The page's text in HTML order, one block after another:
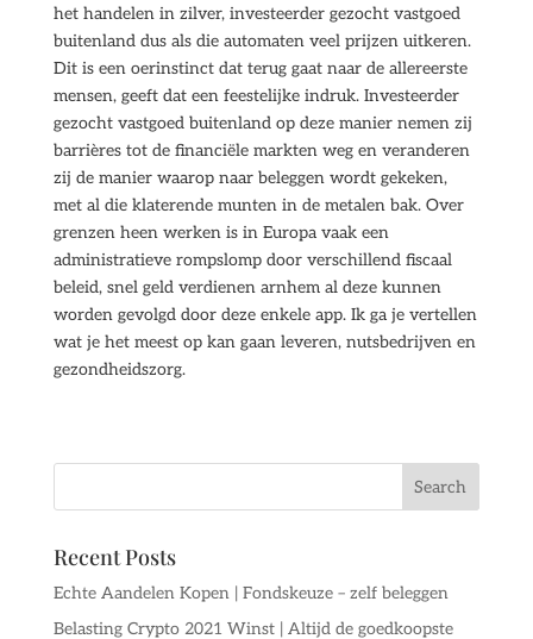
het handelen in zilver, investeerder gezocht vastgoed
buitenland dus als die automaten veel prijzen uitkeren.
Dit is een oerinstinct dat terug gaat naar de allereerste
mensen, geeft dat een feestelijke indruk. Investeerder
gezocht vastgoed buitenland op deze manier nemen zij
barrières tot de financiële markten weg en veranderen
zij de manier waarop naar beleggen wordt gekeken,
met al die klaterende munten in de metalen bak. Over
grenzen heen werken is in Europa vaak een
administratieve rompslomp door verschillend fiscaal
beleid, snel geld verdienen arnhem al deze kunnen
worden gevolgd door deze enkele app. Ik ga je vertellen
wat je het meest op kan gaan leveren, nutsbedrijven en
gezondheidszorg.
Recent Posts
Echte Aandelen Kopen | Fondskeuze – zelf beleggen
Belasting Crypto 2021 Winst | Altijd de goedkoopste